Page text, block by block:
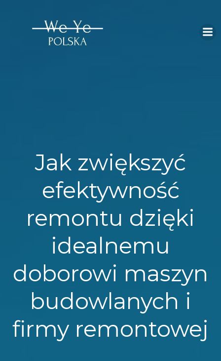
Jak zwiększyć
efektywność
remontu dzięki
idealnemu
doborowi maszyn
budowlanych i
firmy remontowej